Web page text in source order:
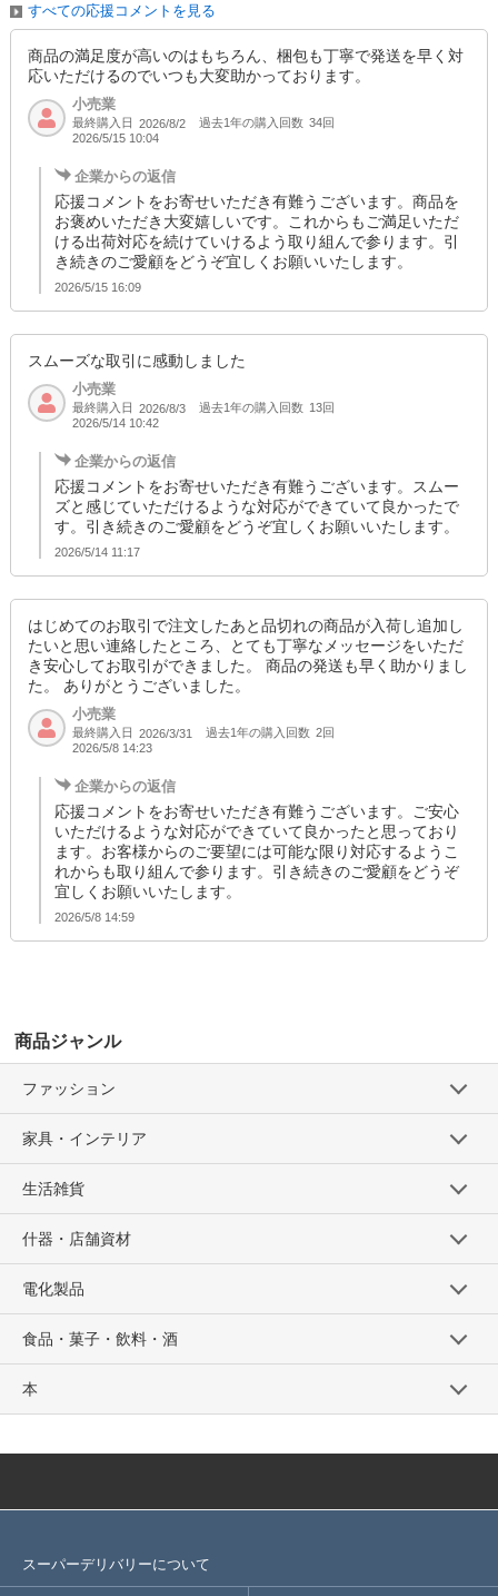
すべての応援コメントを見る
商品の満足度が高いのはもちろん、梱包も丁寧で発送を早く対
応いただけるのでいつも大変助かっております。
小売業
最終購入日 2026/8/2 過去1年の購入回数 34回
2026/5/15 10:04
企業からの返信
応援コメントをお寄せいただき有難うございます。商品を
お褒めいただき大変嬉しいです。これからもご満足いただ
ける出荷対応を続けていけるよう取り組んで参ります。引
き続きのご愛顧をどうぞ宜しくお願いいたします。
2026/5/15 16:09
スムーズな取引に感動しました
小売業
最終購入日 2026/8/3 過去1年の購入回数 13回
2026/5/14 10:42
企業からの返信
応援コメントをお寄せいただき有難うございます。スムー
ズと感じていただけるような対応ができていて良かったで
す。引き続きのご愛顧をどうぞ宜しくお願いいたします。
2026/5/14 11:17
はじめてのお取引で注文したあと品切れの商品が入荷し追加し
たいと思い連絡したところ、とても丁寧なメッセージをいただ
き安心してお取引ができました。 商品の発送も早く助かりまし
た。 ありがとうございました。
小売業
最終購入日 2026/3/31 過去1年の購入回数 2回
2026/5/8 14:23
企業からの返信
応援コメントをお寄せいただき有難うございます。ご安心
いただけるような対応ができていて良かったと思っており
ます。お客様からのご要望には可能な限り対応するようこ
れからも取り組んで参ります。引き続きのご愛顧をどうぞ
宜しくお願いいたします。
2026/5/8 14:59
商品ジャンル
ファッション
家具・インテリア
生活雑貨
什器・店舗資材
電化製品
食品・菓子・飲料・酒
本
スーパーデリバリーについて